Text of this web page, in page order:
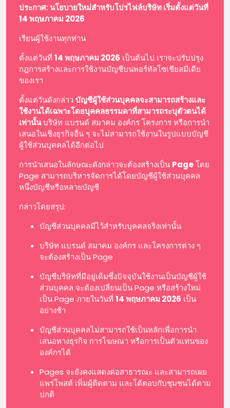
ประกาศ: นโยบายใหม่สำหรับโปรไฟล์บริษัท เริ่มตั้งแต่วันที่
14 พฤษภาคม 2026
เรียนผู้ใช้งานทุกท่าน
ตั้งแต่วันที่ 14 พฤษภาคม 2026 เป็นต้นไป เราจะปรับปรุง
กฎการสร้างและการใช้งานบัญชีบนพอร์ทัลโซเชียลมีเดีย
ของเรา
ตั้งแต่วันดังกล่าวบัญชีผู้ใช้ส่วนบุคคลจะสามารถสร้างและ
ใช้งานได้เฉพาะโดยบุคคลธรรมดาที่สามารถระบุตัวตนได้
เท่านั้นบริษัท แบรนด์ สมาคม องค์กร โครงการ หรือการนำ
เสนอในเชิงธุรกิจอื่น ๆ จะไม่สามารถใช้งานในรูปแบบบัญชี
ผู้ใช้ส่วนบุคคลได้อีกต่อไป
การนำเสนอในลักษณะดังกล่าวจะต้องสร้างเป็น Pageโดย
Page สามารถบริหารจัดการได้โดยบัญชีผู้ใช้ส่วนบุคคล
หนึ่งบัญชีหรือหลายบัญชี
กล่าวโดยสรุป:
บัญชีส่วนบุคคลมีไว้สำหรับบุคคลจริงเท่านั้น
บริษัท แบรนด์ สมาคม องค์กร และโครงการต่าง ๆ
จะต้องสร้างเป็น Page
บัญชีบริษัทที่มีอยู่เดิมซึ่งปัจจุบันใช้งานเป็นบัญชีผู้ใช้
ส่วนบุคคล จะต้องเปลี่ยนเป็น Page หรือสร้างใหม่
เป็น Page ภายในวันที่ 14 พฤษภาคม 2026 เป็น
อย่างช้า
บัญชีส่วนบุคคลไม่สามารถใช้เป็นหลักเพื่อการนำ
เสนอทางธุรกิจ การโฆษณา หรือการเป็นตัวแทนของ
องค์กรได้
Pages จะยังคงแสดงต่อสาธารณะ และสามารถเผย
แพร่โพสต์ เพิ่มผู้ติดตาม และโต้ตอบกับชุมชนได้ตาม
ปกติ